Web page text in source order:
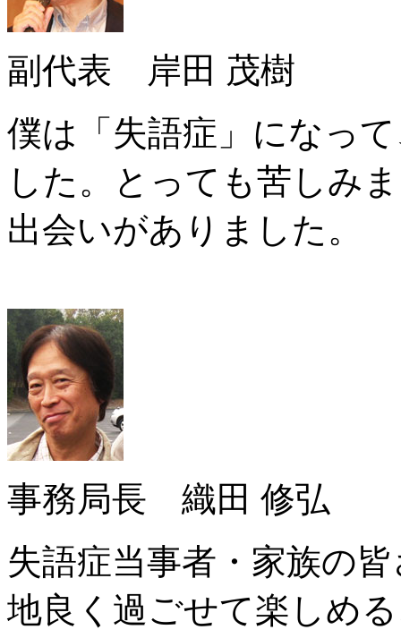
副代表 岸田 茂樹
僕は「失語症」になっ
した。とっても苦しみ
出会いがありました。
事務局長 織田 修弘
失語症当事者・家族の
地良く過ごせて楽しめ